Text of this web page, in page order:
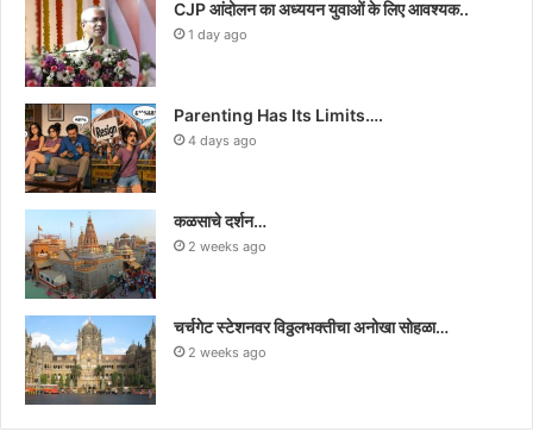
CJP आंदोलन का अध्ययन युवाओं के लिए आवश्यक..
1 day ago
Parenting Has Its Limits….
4 days ago
कळसाचे दर्शन…
2 weeks ago
चर्चगेट स्टेशनवर विठ्ठलभक्तीचा अनोखा सोहळा…
2 weeks ago